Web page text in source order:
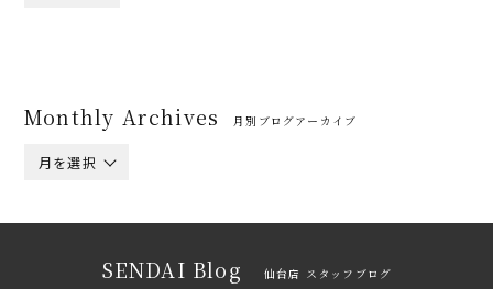
Monthly Archives 月別ブログアーカイブ
月を選択
SENDAI Blog 仙台店 スタッフブログ